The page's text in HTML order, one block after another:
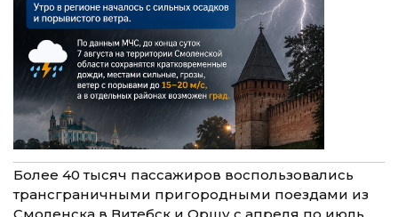
Более 40 тысяч пассажиров воспользовались
трансграничными пригородными поездами из
Смоленска в Витебск и Оршу с апреля по июль